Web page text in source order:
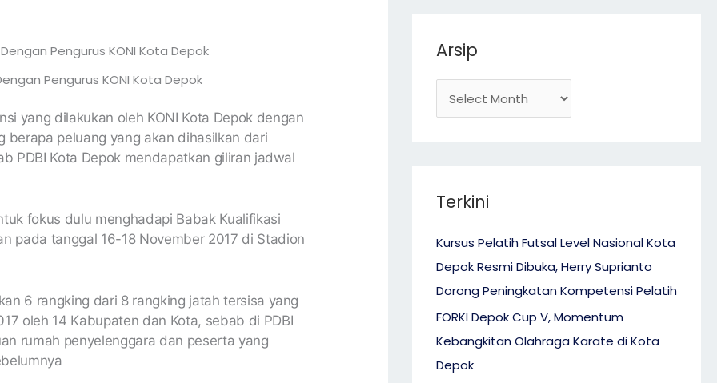
Pengurus KONI Kota Depok
yang dilakukan oleh KONI Kota Depok dengan
berapa peluang yang akan dihasilkan dari
PDBI Kota Depok mendapatkan giliran jadwal
fokus dulu menghadapi Babak Kualifikasi
pada tanggal 16-18 November 2017 di Stadion
6 rangking dari 8 rangking jatah tersisa yang
oleh 14 Kabupaten dan Kota, sebab di PDBI
rumah penyelenggara dan peserta yang
Arsip
Terkini
Kursus Pelatih Futsal Level Nasional Kota
Depok Resmi Dibuka, Herry Suprianto
Dorong Peningkatan Kompetensi Pelatih
FORKI Depok Cup V, Momentum
Kebangkitan Olahraga Karate di Kota
Depok